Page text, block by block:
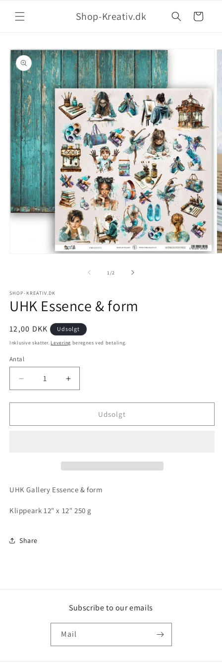
Shop-Kreativ.dk Indkøbskurv
1 /2
SHOP-KREATIV.DK
UHK Essence & form
12,00 DKK Udsolgt
Inklusive skatter. Levering beregnes ved betaling.
Antal
Udsolgt
UHK Gallery Essence & form
Klippeark 12" x 12" 250 g
Share
Subscribe to our emails
Mail